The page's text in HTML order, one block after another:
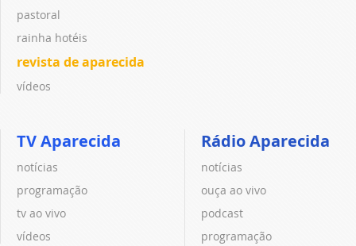
pastoral
rainha hotéis
revista de aparecida
vídeos
TV Aparecida
notícias
programação
tv ao vivo
vídeos
Rádio Aparecida
notícias
ouça ao vivo
podcast
programação